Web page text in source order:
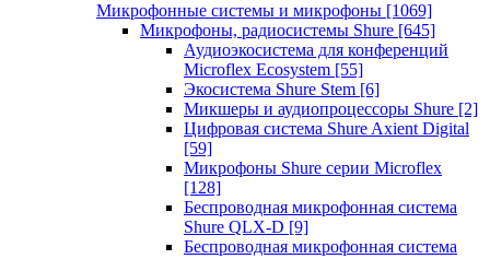
Микрофонные системы и микрофоны [1069]
Микрофоны, радиосистемы Shure [645]
Аудиоэкосистема для конференций
Microflex Ecosystem [55]
Экосистема Shure Stem [6]
Микшеры и аудиопроцессоры Shure [2]
Цифровая система Shure Axient Digital
[59]
Микрофоны Shure серии Microflex
[128]
Беспроводная микрофонная система
Shure QLX-D [9]
Беспроводная микрофонная система